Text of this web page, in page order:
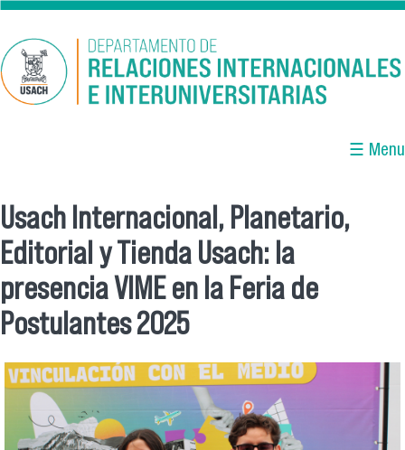
Pasar al contenido principal
☰ Menu
Se encuentra usted aquí
Usach Internacional, Planetario,
Editorial y Tienda Usach: la
presencia VIME en la Feria de
Postulantes 2025